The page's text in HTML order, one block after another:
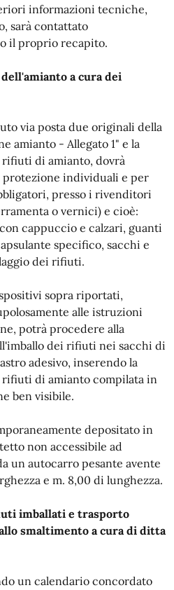
informazioni tecniche,
sarà contattato
il proprio recapito.
a cura dei
via posta due originali della
amianto - Allegato 1" e la
di amianto, dovrà
individuali e per
presso i rivenditori
o vernici) e cioè:
cappuccio e calzari, guanti
specifico, sacchi e
dei rifiuti.
sopra riportati,
alle istruzioni
potrà procedere alla
dei rifiuti nei sacchi di
adesivo, inserendo la
di amianto compilata in
ben visibile.
depositato in
non accessibile ad
un autocarro pesante avente
e m. 8,00 di lunghezza.
imballati e trasporto
smaltimento a cura di ditta
un calendario concordato